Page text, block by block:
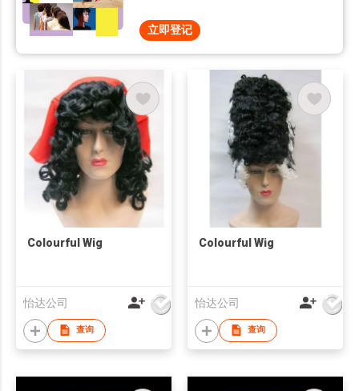
立即登记
Colourful Wig
怡达公司
查询
Colourful Wig
怡达公司
查询